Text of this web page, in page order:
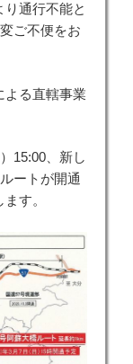
通行不能と
ご不便をお
よる直轄事業
15:00、新し
ートが開通
す。